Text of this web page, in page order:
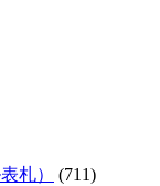
札）
(711)